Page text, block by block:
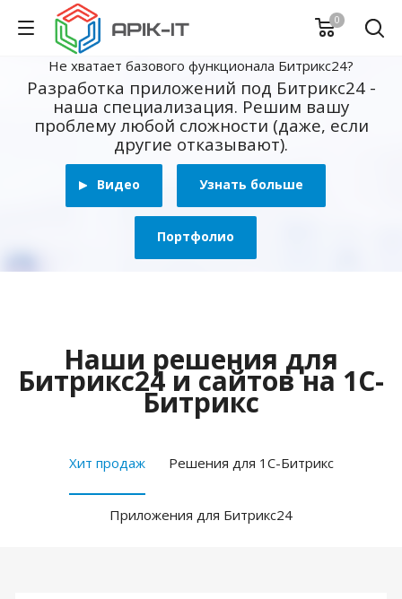
0
Не хватает базового функционала Битрикс24?
Разработка приложений под Битрикс24 -
наша специализация. Решим вашу
проблему любой сложности (даже, если
другие отказывают).
Видео Узнать больше
Портфолио
Наши решения для
Битрикс24 и сайтов на 1С-
Битрикс
Хит продаж Решения для 1С-Битрикс
Приложения для Битрикс24